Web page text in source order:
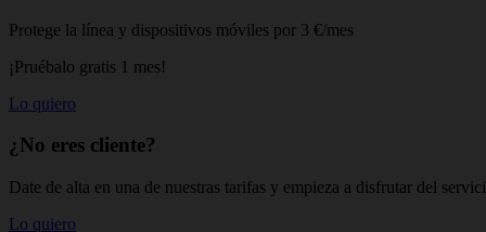
Protege la línea y dispositivos móviles por 3 €/mes
¡Pruébalo gratis 1 mes!
Lo quiero
¿No eres cliente?
Date de alta en una de nuestras tarifas y empieza a disfrutar del
Lo quiero